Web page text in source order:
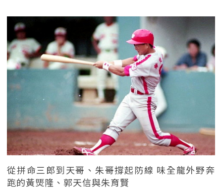
從拼命三郎到天哥、朱哥撐起防線 味全龍外野奔
跑的黃煚隆、郭天信與朱育賢